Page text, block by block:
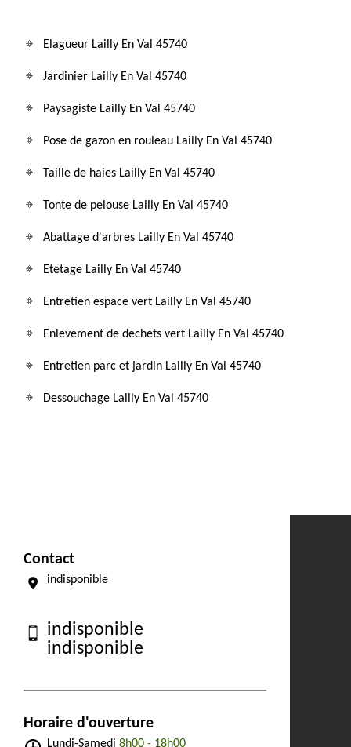
Elagueur Lailly En Val 45740
Jardinier Lailly En Val 45740
Paysagiste Lailly En Val 45740
Pose de gazon en rouleau Lailly En Val 45740
Taille de haies Lailly En Val 45740
Tonte de pelouse Lailly En Val 45740
Abattage d'arbres Lailly En Val 45740
Etetage Lailly En Val 45740
Entretien espace vert Lailly En Val 45740
Enlevement de dechets vert Lailly En Val 45740
Entretien parc et jardin Lailly En Val 45740
Dessouchage Lailly En Val 45740
Contact
indisponible
indisponible
indisponible
Horaire d'ouverture
Lundi-Samedi 8h00 - 18h00